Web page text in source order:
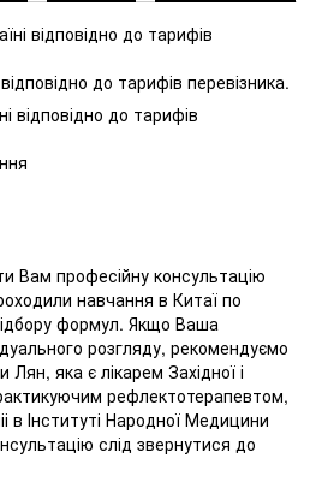
відповідно до тарифів
до тарифів перевізника.
відповідно до тарифів
Вам професійну консультацію
навчання в Китаї по
формул. Якщо Ваша
розгляду, рекомендуємо
Лян, яка є лікарем Західної і
рефлектотерапевтом,
в Інституті Народної Медицини
слід звернутися до